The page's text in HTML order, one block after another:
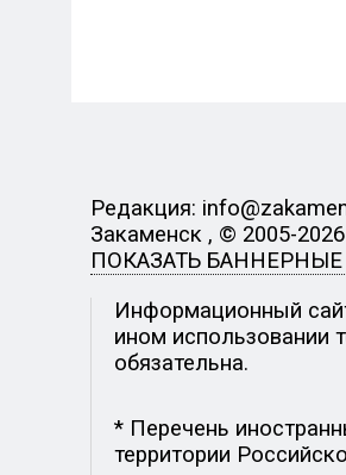
Редакция:
Закаменск , © 2005-
ПОКАЗАТЬ
Информационный
ином использовании
обязательна.
* Перечень
территории